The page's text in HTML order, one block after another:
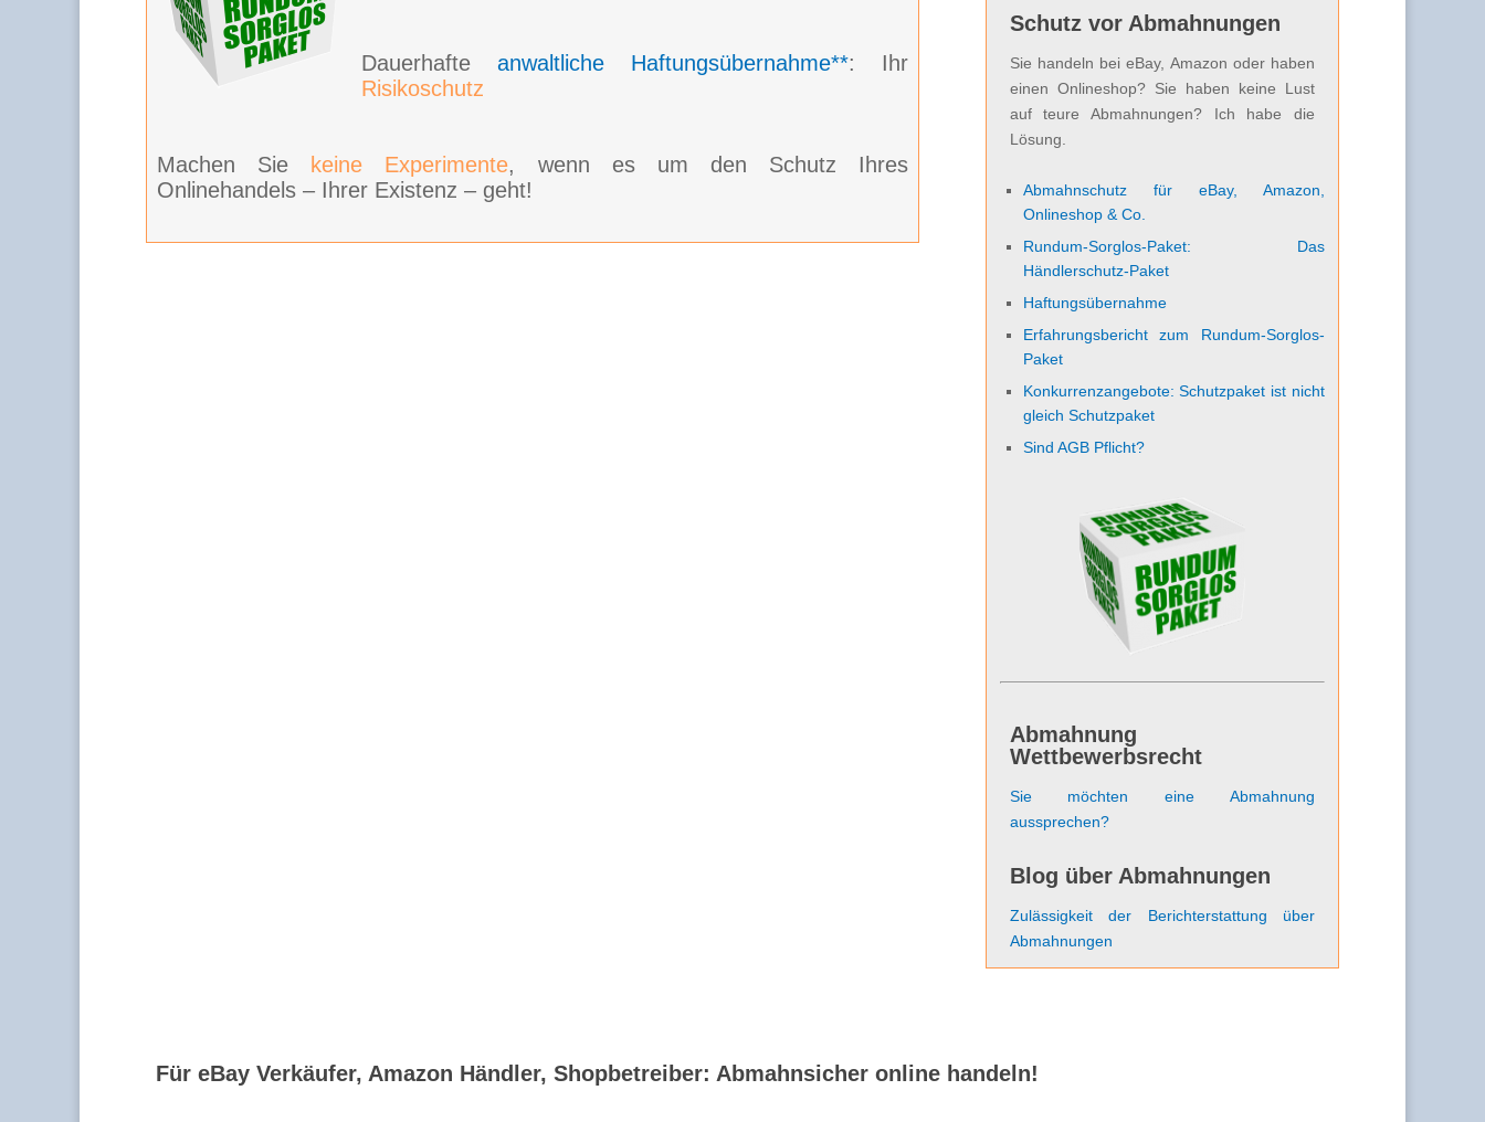
Dauerhafteanwaltliche Haftungsübernahme**: Ihr
Risikoschutz
Machen Sie keine Experimente, wenn es um den Schutz Ihres
Onlinehandels – Ihrer Existenz – geht!
Schutz vor Abmahnungen
Sie handeln bei eBay, Amazon oder haben
einen Onlineshop? Sie haben keine Lust
auf teure Abmahnungen? Ich habe die
Lösung.
Abmahnschutz für eBay, Amazon,
Onlineshop & Co.
Rundum-Sorglos-Paket: Das
Händlerschutz-Paket
Haftungsübernahme
Erfahrungsbericht zum Rundum-Sorglos-
Paket
Konkurrenzangebote: Schutzpaket ist nicht
gleich Schutzpaket
Sind AGB Pflicht?
Abmahnung
Wettbewerbsrecht
Sie möchten eine Abmahnung
aussprechen?
Blog über Abmahnungen
Zulässigkeit der Berichterstattung über
Abmahnungen
Für eBay Verkäufer, Amazon Händler, Shopbetreiber: Abmahnsicher online handeln!